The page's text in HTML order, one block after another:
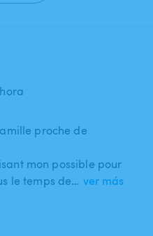
proche de
mon possible pour
le temps de… ver más